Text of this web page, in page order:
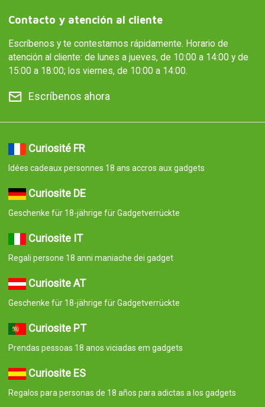
Contacto y atención al cliente
Escríbenos y te contestamos rápidamente. Horario de
atención al cliente: de lunes a jueves, de 10:00 a 14:00 y de
15:00 a 18:00; los viernes, de 10:00 a 14:00.
Escríbenos ahora
Curiosité FR
Idées cadeaux personnes 18 ans accros aux gadgets
Curiosite DE
Geschenke für 18-jährige für Gadgetverrückte
Curiosite IT
Regali persone 18 anni maniache dei gadget
Curiosite AT
Geschenke für 18-jährige für Gadgetverrückte
Curiosite PT
Prendas pessoas 18 anos viciadas em gadgets
Curiosite ES
Regalos para personas de 18 años para adictas a los gadgets